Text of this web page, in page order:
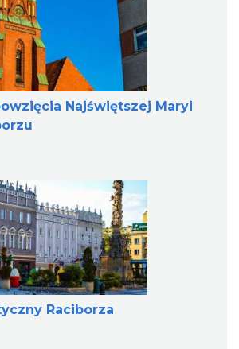
Najświętszej Maryi
Raciborza